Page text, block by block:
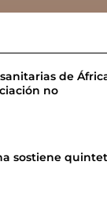
de
no
sostiene